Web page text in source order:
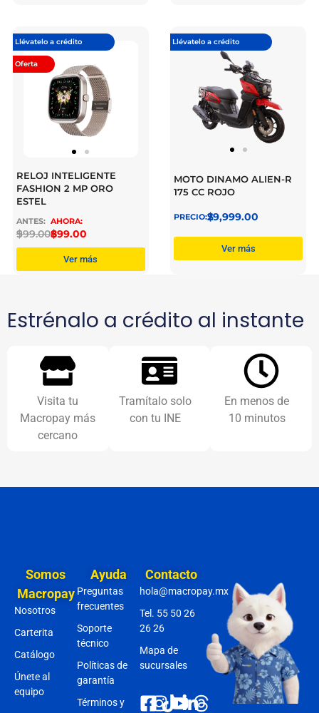
Llévatelo a crédito
Oferta
RELOJ INTELIGENTE
FASHION 2 MP ORO
ESTEL
$
999.00$
899.00
Ver más
Llévatelo a crédito
MOTO DINAMO ALIEN-R
175 CC ROJO
$
29,999.00
Ver más
Estrénalo a crédito al instante
Visita tu
Macropay más
cercano
Tramítalo solo
con tu INE
En menos de
10 minutos
Somos
Macropay
Nosotros
Carterita
Catálogo
Únete al
equipo
Ayuda
Preguntas
frecuentes
Soporte
técnico
Políticas de
garantía
Términos y
Contacto
hola@macropay.mx
Tel. 55 50 26
26 26
Mapa de
sucursales